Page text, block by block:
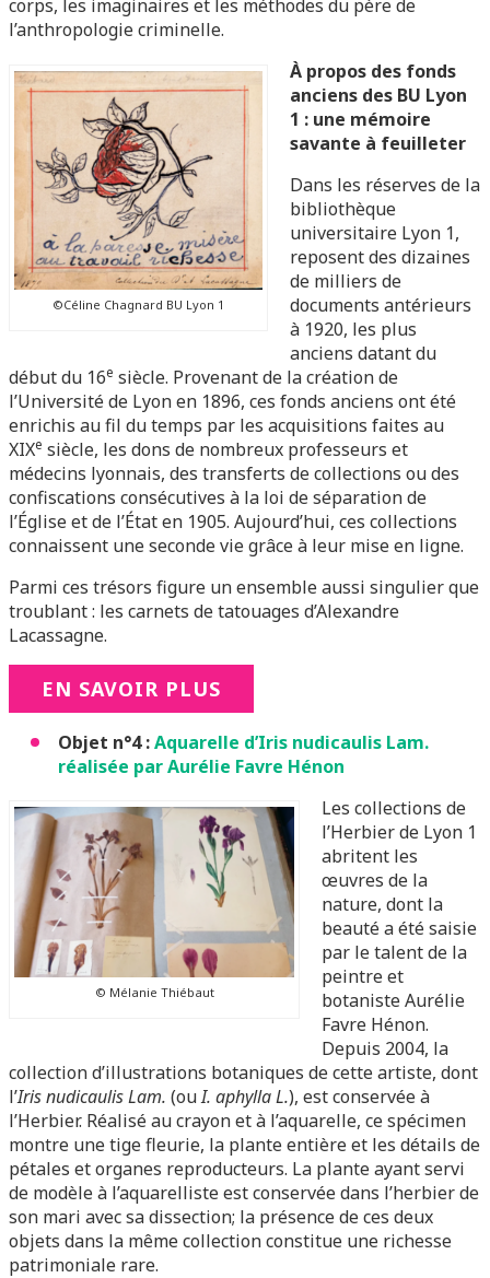
corps, les imaginaires et les méthodes du père de
l’anthropologie criminelle.
©Céline Chagnard BU Lyon 1
À propos des fonds
anciens des BU Lyon
1 : une mémoire
savante à feuilleter
Dans les réserves de la
bibliothèque
universitaire Lyon 1,
reposent des dizaines
de milliers de
documents antérieurs
à 1920, les plus
anciens datant du
début du 16e siècle. Provenant de la création de
l’Université de Lyon en 1896, ces fonds anciens ont été
enrichis au fil du temps par les acquisitions faites au
XIXe siècle, les dons de nombreux professeurs et
médecins lyonnais, des transferts de collections ou des
confiscations consécutives à la loi de séparation de
l’Église et de l’État en 1905. Aujourd’hui, ces collections
connaissent une seconde vie grâce à leur mise en ligne.
Parmi ces trésors figure un ensemble aussi singulier que
troublant : les carnets de tatouages d’Alexandre
Lacassagne.
EN SAVOIR PLUS
Objet n°4 :Aquarelle d’Iris nudicaulis Lam.
réalisée par Aurélie Favre Hénon
© Mélanie Thiébaut
Les collections de
l’Herbier de Lyon 1
abritent les
œuvres de la
nature, dont la
beauté a été saisie
par le talent de la
peintre et
botaniste Aurélie
Favre Hénon.
Depuis 2004, la
collection d’illustrations botaniques de cette artiste, dont
l’Iris nudicaulis Lam. (ouI. aphylla L.), est conservée à
l’Herbier. Réalisé au crayon et à l’aquarelle, ce spécimen
montre une tige fleurie, la plante entière et les détails de
pétales et organes reproducteurs. La plante ayant servi
de modèle à l’aquarelliste est conservée dans l’herbier de
son mari avec sa dissection; la présence de ces deux
objets dans la même collection constitue une richesse
patrimoniale rare.